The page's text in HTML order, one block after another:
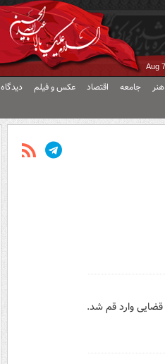
Aug
جامعه اقتصاد عکس و فیلم دیدگاه
وارد قم شد.